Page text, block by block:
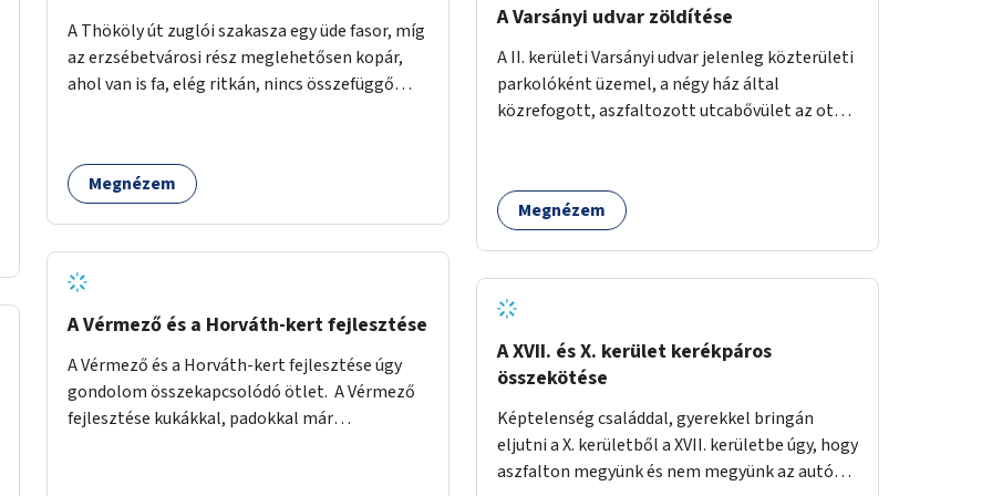
A Thököly út zuglói szakasza egy üde fasor, míg
az erzsébetvárosi rész meglehetősen kopár,
ahol van is fa, elég ritkán, nincs összefüggő
ahol a közművek engedik, új fák ültetésére
lenne szükség.
Megnézem
A Vérmező és a Horváth-kert fejlesztése
A Vérmező és a Horváth-kert fejlesztése úgy
gondolom összekapcsolódó ötlet. A Vérmező
fejlesztése kukákkal, padokkal már
A Varsányi udvar zöldítése
A II. kerületi Varsányi udvar jelenleg közterületi
parkolóként üzemel, a négy ház által
közrefogott, aszfaltozott utcabővület az ott
magasított zöldfelület jöjjön létre, amely a
Varsányi Irén utca bővületeként és a megújult
számára is lehetőséget nyújtson rekreációs
célokra. A Varsányi Irén utca és a Varsányi udvar
jelenleg két különálló közterületként
viselkedik, elválasztja őket a biciklisáv és a
összekapcsolását szorgalmazza. A
látványterveken is szereplő padok, teraszok,
zöldfelületek és biciklitárolók mindenki
Megnézem
A XVII. és X. kerület kerékpáros
összekötése
Képtelenség családdal, gyerekkel bringán
eljutni a X. kerületből a XVII. kerületbe úgy, hogy
aszfalton megyünk és nem megyünk az autók